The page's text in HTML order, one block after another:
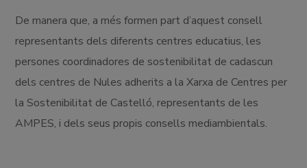
De manera que, a més formen part d’aquest consell
representants dels diferents centres educatius, les
persones coordinadores de sostenibilitat de cadascun
dels centres de Nules adherits a la Xarxa de Centres per
la Sostenibilitat de Castelló, representants de les
AMPES, i dels seus propis consells mediambientals.